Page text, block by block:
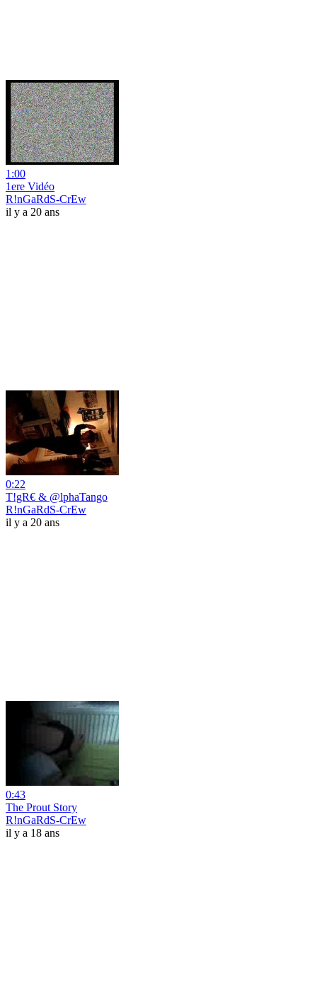
1:00
1ere Vidéo
R!nGaRdS-CrEw
il y a 20 ans
0:22
T!gR€ & @lphaTango
R!nGaRdS-CrEw
il y a 20 ans
0:43
The Prout Story
R!nGaRdS-CrEw
il y a 18 ans